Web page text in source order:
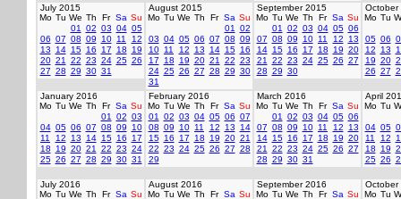
July 2015
Mo Tu We Th Fr Sa Su
01
02 03 04 05
06 07 08 09 10 11
12
13
14 15 16 17 18
19
20 21 22 23 24 25 26
27 28 29 30 31
August 2015
Mo Tu We Th Fr Sa Su
01
02
03 04 05 06 07 08 09
10 11 12 13 14 15 16
17
18 19 20 21 22 23
24 25 26 27 28 29 30
31
September 2015
Mo Tu We Th Fr Sa Su
01
02 03 04 05 06
07 08 09 10 11 12
13
14 15 16 17 18 19 20
21
22 23 24 25 26 27
28 29 30
October
Mo Tu
05 06
12
13
19 20
26 27
January 2016
Mo Tu We Th Fr Sa Su
01
02 03
04 05 06 07 08 09
10
11
12 13 14 15 16
17
18
19 20 21 22 23 24
25 26 27 28 29 30 31
February 2016
Mo Tu We Th Fr Sa Su
01
02 03 04 05 06 07
08 09 10 11 12 13
14
15 16 17 18 19 20 21
22 23 24 25 26 27 28
29
March 2016
Mo Tu We Th Fr Sa Su
01
02 03 04 05 06
07 08 09 10 11 12
13
14 15 16 17 18 19 20
21
22 23 24 25 26 27
28 29 30 31
April
Mo Tu
04 05
11
12
18
19
25 26
July 2016
Mo Tu We Th Fr Sa Su
August 2016
Mo Tu We Th Fr Sa Su
September 2016
Mo Tu We Th Fr Sa Su
October
Mo Tu